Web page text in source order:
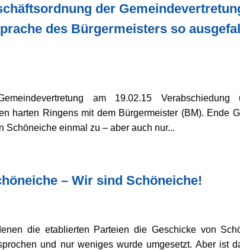
der
des Bürgermeisters so
am 19.02.15 Verabschiedung
harten Ringens mit dem Bürgermeister (BM). Ende
Schöneiche einmal zu – aber auch nur...
– Wir sind Schöneiche!
die etablierten Parteien die Geschicke von
und nur weniges wurde umgesetzt. Aber ist